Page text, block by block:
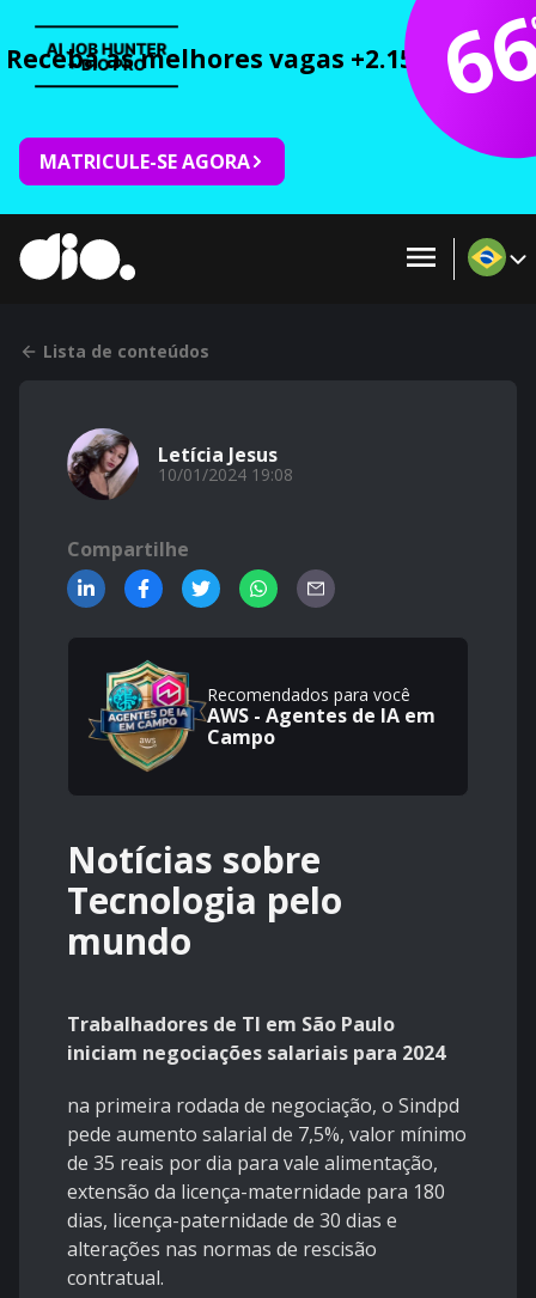
Receba as melhores vagas +2.150 cursos
MATRICULE-SE AGORA
Lista de conteúdos
Letícia Jesus
10/01/2024 19:08
Compartilhe
Recomendados para você
AWS - Agentes de IA em
Campo
Notícias sobre
Tecnologia pelo
mundo
Trabalhadores de TI em São Paulo
iniciam negociações salariais para 2024
na primeira rodada de negociação, o Sindpd
pede aumento salarial de 7,5%, valor mínimo
de 35 reais por dia para vale alimentação,
extensão da licença-maternidade para 180
dias, licença-paternidade de 30 dias e
alterações nas normas de rescisão
contratual.